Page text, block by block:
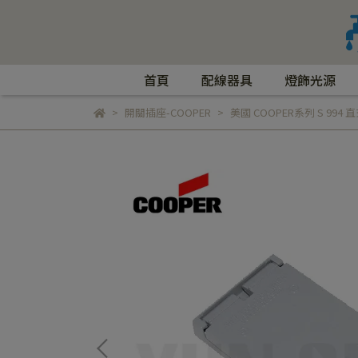
首頁 配線器具 燈飾光源
開關插座-COOPER 美國 COOPER系列 S 994